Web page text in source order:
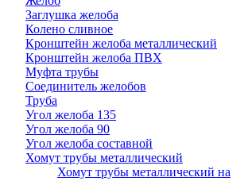
Заглушка желоба
Колено сливное
Кронштейн желоба металлический
Кронштейн желоба ПВХ
Муфта трубы
Соединитель желобов
Труба
Угол желоба 135
Угол желоба 90
Угол желоба составной
Хомут трубы металлический
Хомут трубы металлический на